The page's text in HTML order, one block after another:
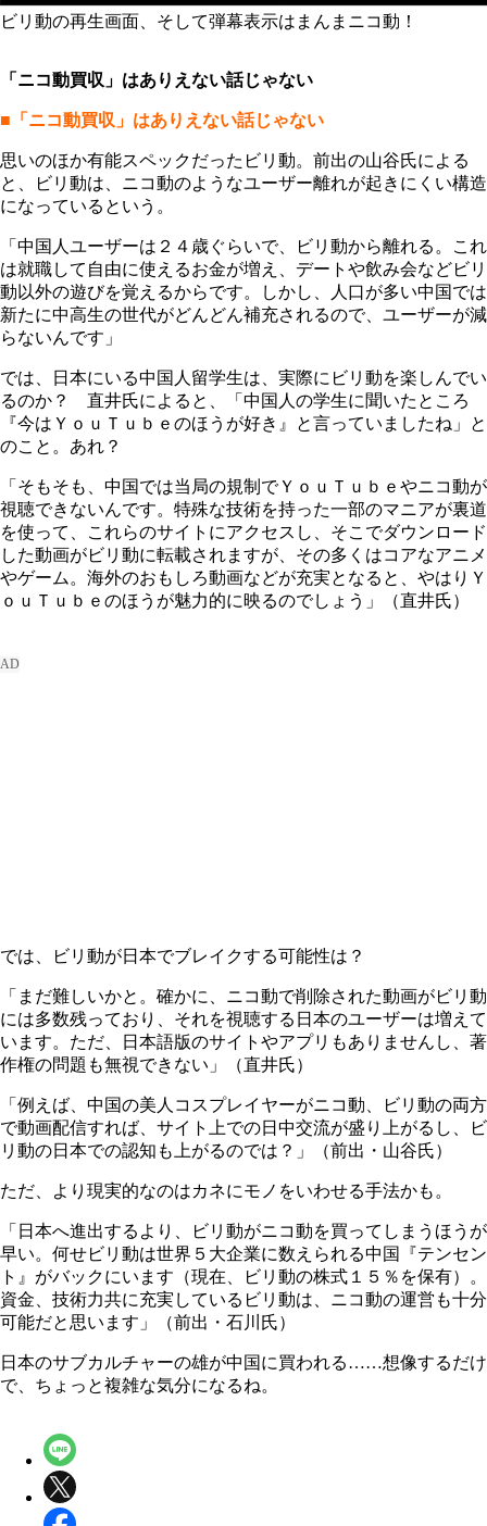
ビリ動の再生画面、そして弾幕表示はまんまニコ動！
「ニコ動買収」はありえない話じゃない
■「ニコ動買収」はありえない話じゃない
思いのほか有能スペックだったビリ動。前出の山谷氏による
と、ビリ動は、ニコ動のようなユーザー離れが起きにくい構造
になっているという。
「中国人ユーザーは２４歳ぐらいで、ビリ動から離れる。これ
は就職して自由に使えるお金が増え、デートや飲み会などビリ
動以外の遊びを覚えるからです。しかし、人口が多い中国では
新たに中高生の世代がどんどん補充されるので、ユーザーが減
らないんです」
では、日本にいる中国人留学生は、実際にビリ動を楽しんでい
るのか？ 直井氏によると、「中国人の学生に聞いたところ
『今はＹｏｕＴｕｂｅのほうが好き』と言っていましたね」と
のこと。あれ？
「そもそも、中国では当局の規制でＹｏｕＴｕｂｅやニコ動が
視聴できないんです。特殊な技術を持った一部のマニアが裏道
を使って、これらのサイトにアクセスし、そこでダウンロード
した動画がビリ動に転載されますが、その多くはコアなアニメ
やゲーム。海外のおもしろ動画などが充実となると、やはりＹ
ｏｕＴｕｂｅのほうが魅力的に映るのでしょう」（直井氏）
では、ビリ動が日本でブレイクする可能性は？
「まだ難しいかと。確かに、ニコ動で削除された動画がビリ動
には多数残っており、それを視聴する日本のユーザーは増えて
います。ただ、日本語版のサイトやアプリもありませんし、著
作権の問題も無視できない」（直井氏）
「例えば、中国の美人コスプレイヤーがニコ動、ビリ動の両方
で動画配信すれば、サイト上での日中交流が盛り上がるし、ビ
リ動の日本での認知も上がるのでは？」（前出・山谷氏）
ただ、より現実的なのはカネにモノをいわせる手法かも。
「日本へ進出するより、ビリ動がニコ動を買ってしまうほうが
早い。何せビリ動は世界５大企業に数えられる中国『テンセン
ト』がバックにいます（現在、ビリ動の株式１５％を保有）。
資金、技術力共に充実しているビリ動は、ニコ動の運営も十分
可能だと思います」（前出・石川氏）
日本のサブカルチャーの雄が中国に買われる……想像するだけ
で、ちょっと複雑な気分になるね。